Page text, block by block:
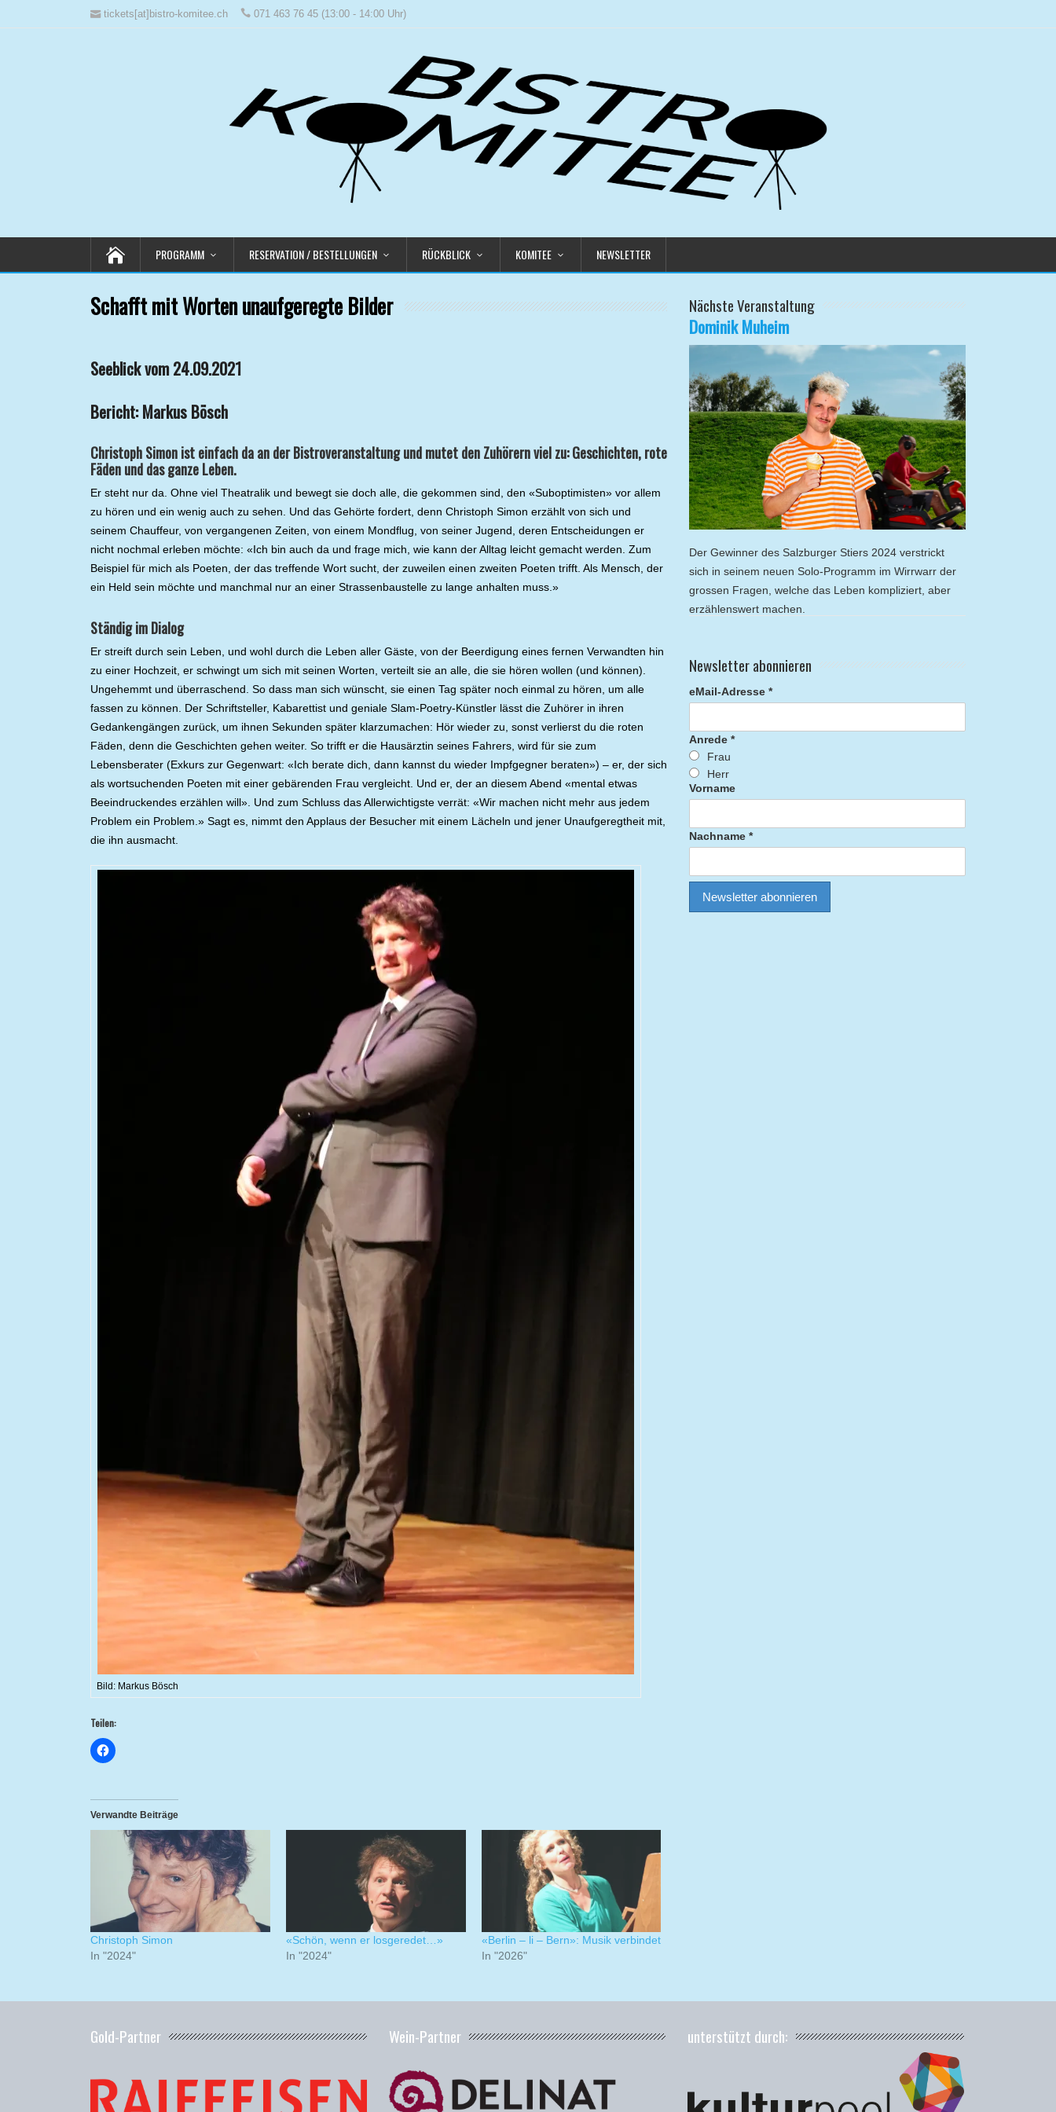
tickets[at]bistro-komitee.ch 071 463 76 45 (13:00 - 14:00 Uhr)
PROGRAMM RESERVATION / BESTELLUNGEN RÜCKBLICK KOMITEE NEWSLETTER
Schafft mit Worten unaufgeregte Bilder
Seeblick vom 24.09.2021
Bericht: Markus Bösch
Christoph Simon ist einfach da an der Bistroveranstaltung und mutet den Zuhörern viel zu: Geschichten, rote
Fäden und das ganze Leben.
Er steht nur da. Ohne viel Theatralik und bewegt sie doch alle, die gekommen sind, den «Suboptimisten» vor allem
zu hören und ein wenig auch zu sehen. Und das Gehörte fordert, denn Christoph Simon erzählt von sich und
seinem Chauffeur, von vergangenen Zeiten, von einem Mondflug, von seiner Jugend, deren Entscheidungen er
nicht nochmal erleben möchte: «Ich bin auch da und frage mich, wie kann der Alltag leicht gemacht werden. Zum
Beispiel für mich als Poeten, der das treffende Wort sucht, der zuweilen einen zweiten Poeten trifft. Als Mensch, der
ein Held sein möchte und manchmal nur an einer Strassenbaustelle zu lange anhalten muss.»
Ständig im Dialog
Er streift durch sein Leben, und wohl durch die Leben aller Gäste, von der Beerdigung eines fernen Verwandten hin
zu einer Hochzeit, er schwingt um sich mit seinen Worten, verteilt sie an alle, die sie hören wollen (und können).
Ungehemmt und überraschend. So dass man sich wünscht, sie einen Tag später noch einmal zu hören, um alle
fassen zu können. Der Schriftsteller, Kabarettist und geniale Slam-Poetry-Künstler lässt die Zuhörer in ihren
Gedankengängen zurück, um ihnen Sekunden später klarzumachen: Hör wieder zu, sonst verlierst du die roten
Fäden, denn die Geschichten gehen weiter. So trifft er die Hausärztin seines Fahrers, wird für sie zum
Lebensberater (Exkurs zur Gegenwart: «Ich berate dich, dann kannst du wieder Impfgegner beraten») – er, der sich
als wortsuchenden Poeten mit einer gebärenden Frau vergleicht. Und er, der an diesem Abend «mental etwas
Beeindruckendes erzählen will». Und zum Schluss das Allerwichtigste verrät: «Wir machen nicht mehr aus jedem
Problem ein Problem.» Sagt es, nimmt den Applaus der Besucher mit einem Lächeln und jener Unaufgeregtheit mit,
die ihn ausmacht.
Bild: Markus Bösch
Teilen:
Verwandte Beiträge
Christoph Simon
In "2024"
«Schön, wenn er losgeredet…»
In "2024"
«Berlin – li – Bern»: Musik verbindet
In "2026"
Nächste Veranstaltung
Dominik Muheim
Der Gewinner des Salzburger Stiers 2024 verstrickt
sich in seinem neuen Solo-Programm im Wirrwarr der
grossen Fragen, welche das Leben kompliziert, aber
erzählenswert machen.
Newsletter abonnieren
eMail-Adresse *
Anrede *
Frau
Herr
Vorname
Nachname *
Gold-Partner Wein-Partner unterstützt durch: